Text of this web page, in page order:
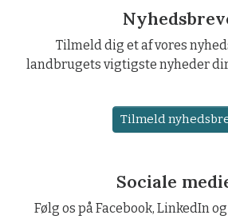
Tilmeld dig et af vores
landbrugets vigtigste nyheder
Tilmeld
Sociale
Følg os på Facebook, LinkedIn